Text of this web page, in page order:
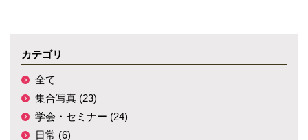
カテゴリ
全て
集合写真 (23)
学会・セミナー (24)
日常 (6)